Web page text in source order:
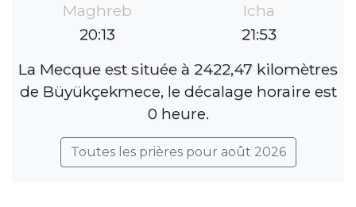
Maghreb
20:13
Icha
21:53
La Mecque est située à 2422,47 kilomètres
de Büyükçekmece, le décalage horaire est
0 heure.
Toutes les prières pour août 2026